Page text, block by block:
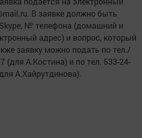
В заявке должно быть
№ телефона (домашний и
адрес) и вопрос, который
заявку можно подать по тел./
(для А.Костина) и по тел. 533-24-
А.Хайрутдинова).